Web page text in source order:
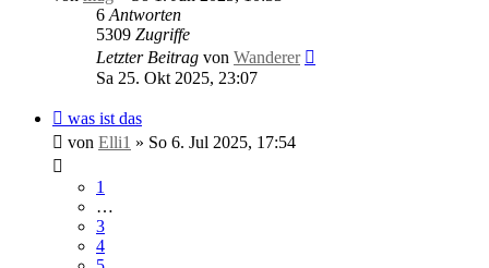
6 Antworten
5309 Zugriffe
Letzter Beitrag von Wanderer
Sa 25. Okt 2025, 23:07
was ist das
von Elli1 » So 6. Jul 2025, 17:54
1
…
3
4